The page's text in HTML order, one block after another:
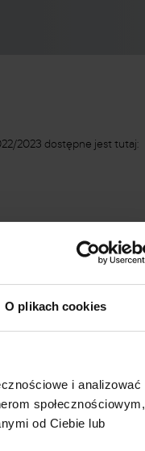
O plikach cookies
i analizować
społecznościowym,
od Ciebie lub
2023 dostępne jest tutaj: